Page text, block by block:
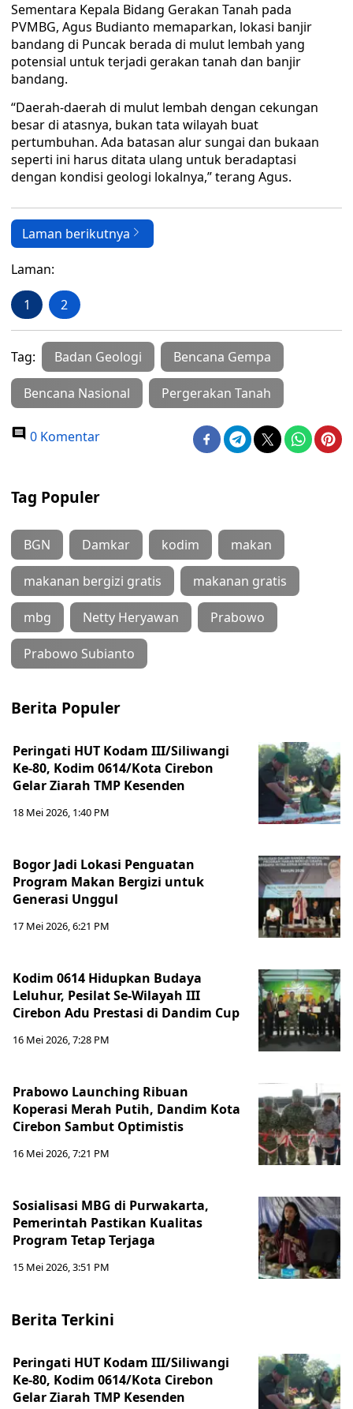
Sementara Kepala Bidang Gerakan Tanah pada
PVMBG, Agus Budianto memaparkan, lokasi banjir
bandang di Puncak berada di mulut lembah yang
potensial untuk terjadi gerakan tanah dan banjir
bandang.
“Daerah-daerah di mulut lembah dengan cekungan
besar di atasnya, bukan tata wilayah buat
pertumbuhan. Ada batasan alur sungai dan bukaan
seperti ini harus ditata ulang untuk beradaptasi
dengan kondisi geologi lokalnya,” terang Agus.
Laman berikutnya
Laman:
1 2
Tag: Badan Geologi Bencana Gempa
Bencana Nasional Pergerakan Tanah
0 Komentar
Tag Populer
BGN Damkar kodim makan
makanan bergizi gratis makanan gratis
mbg Netty Heryawan Prabowo
Prabowo Subianto
Berita Populer
Peringati HUT Kodam III/Siliwangi
Ke-80, Kodim 0614/Kota Cirebon
Gelar Ziarah TMP Kesenden
18 Mei 2026, 1:40 PM
Bogor Jadi Lokasi Penguatan
Program Makan Bergizi untuk
Generasi Unggul
17 Mei 2026, 6:21 PM
Kodim 0614 Hidupkan Budaya
Leluhur, Pesilat Se-Wilayah III
Cirebon Adu Prestasi di Dandim Cup
16 Mei 2026, 7:28 PM
Prabowo Launching Ribuan
Koperasi Merah Putih, Dandim Kota
Cirebon Sambut Optimistis
16 Mei 2026, 7:21 PM
Sosialisasi MBG di Purwakarta,
Pemerintah Pastikan Kualitas
Program Tetap Terjaga
15 Mei 2026, 3:51 PM
Berita Terkini
Peringati HUT Kodam III/Siliwangi
Ke-80, Kodim 0614/Kota Cirebon
Gelar Ziarah TMP Kesenden